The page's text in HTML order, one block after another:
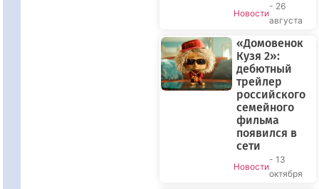
Новости
- 26
августа
«Домовенок
Кузя 2»:
дебютный
трейлер
российского
семейного
фильма
появился в
сети
Новости
- 13
октября